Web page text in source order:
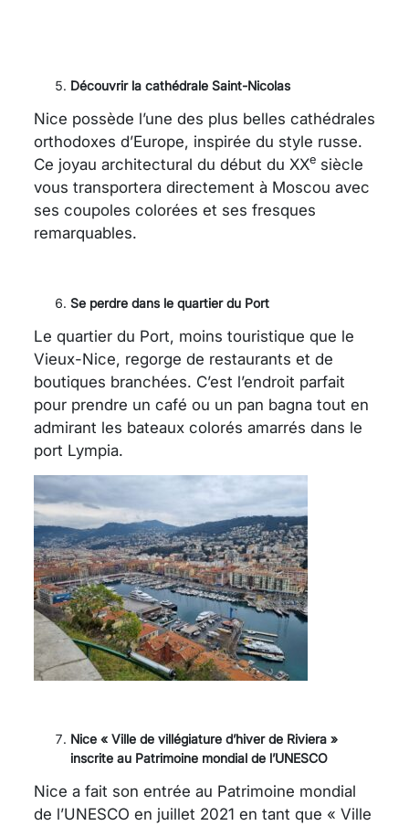
Découvrir la cathédrale Saint-Nicolas
Nice possède l’une des plus belles cathédrales
orthodoxes d’Europe, inspirée du style russe.
Ce joyau architectural du début du XXe siècle
vous transportera directement à Moscou avec
ses coupoles colorées et ses fresques
remarquables.
Se perdre dans le quartier du Port
Le quartier du Port, moins touristique que le
Vieux-Nice, regorge de restaurants et de
boutiques branchées. C’est l’endroit parfait
pour prendre un café ou un pan bagna tout en
admirant les bateaux colorés amarrés dans le
port Lympia.
Nice « Ville de villégiature d’hiver de Riviera »
inscrite au Patrimoine mondial de l’UNESCO
Nice a fait son entrée au Patrimoine mondial
de l’UNESCO en juillet 2021 en tant que « Ville